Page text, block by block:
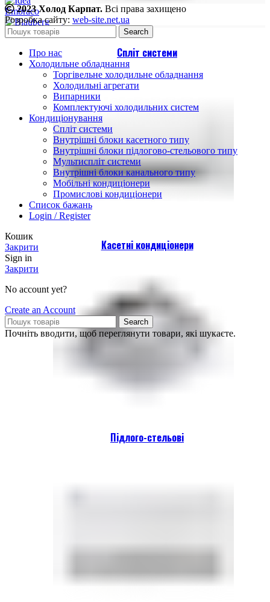
Кондиціонування
Спліт системи
Касетні кондиціонери
Підлого-стельові
Embraco
2023 Холод Карпат. Всі права захищено
Розробка сайту: web-site.net.ua
Search
Про нас
Холодильне обладнання
Торгівельне холодильне обладнання
Холодильні агрегати
Випарники
Комплектуючі холодильних систем
Кондиціонування
Спліт системи
Внутрішні блоки касетного типу
Внутрішні блоки підлогово-стельового типу
Мультиспліт системи
Внутрішні блоки канального типу
Мобільні кондиціонери
Промислові кондиціонери
Список бажань
Login / Register
Кошик
Закрити
Sign in
Закрити
No account yet?
Create an Account
Search
Почніть вводити, щоб переглянути товари, які шукаєте.